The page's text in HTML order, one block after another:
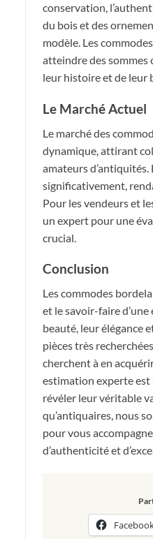
conservation,
du bois et des
modèle. Les
atteindre des sommes
leur histoire et de leur
Le Marché Actuel
Le marché des
dynamique, attirant
amateurs
significativement,
Pour les vendeurs et
un expert pour une
crucial.
Conclusion
Les commodes
et le savoir-faire
beauté, leur élégance
pièces très
cherchent à en
estimation experte
révéler leur véritable
qu’antiquaires, nous
pour vous
d’authenticité et